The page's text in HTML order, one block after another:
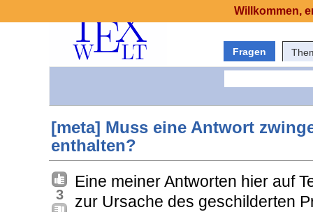
Fragen
[meta] Muss eine Antwort
enthalten?
3
Eine meiner Antworten hier auf
zur Ursache des geschilderten
Willkommen,